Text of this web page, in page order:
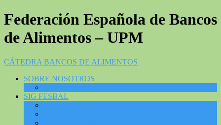
Federación Española de Bancos
de Alimentos – UPM
CÁTEDRA BANCOS DE ALIMENTOS
SOBRE NOSOTROS
SIG FESBAL